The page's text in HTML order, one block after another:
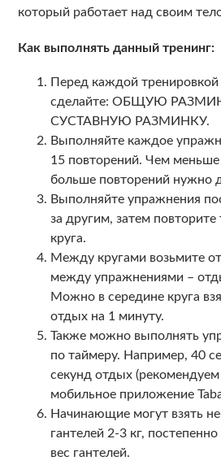
который работает над своим
Как выполнять данный тренинг:
Перед каждой тренировкой
сделайте: ОБЩУЮ
СУСТАВНУЮ РАЗМИНКУ.
Выполняйте каждое
15 повторений. Чем меньше
больше повторений нужно
Выполняйте упражнения
за другим, затем повторите
круга.
Между кругами возьмите
между упражнениями –
Можно в середине круга
отдых на 1 минуту.
Также можно выполнять
по таймеру. Например, 40
секунд отдых (рекомендуем
мобильное приложение
Начинающие могут взять
гантелей 2-3 кг,
вес гантелей.